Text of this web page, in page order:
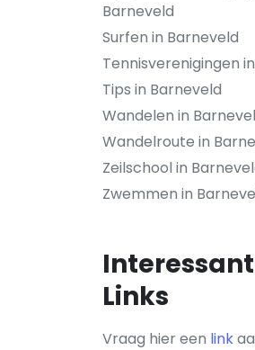
Barneveld
Surfen in Barneveld
Tennisverenigingen
Tips in Barneveld
Wandelen in
Wandelroute in
Zeilschool in
Zwemmen in
Links
Vraag hier een link